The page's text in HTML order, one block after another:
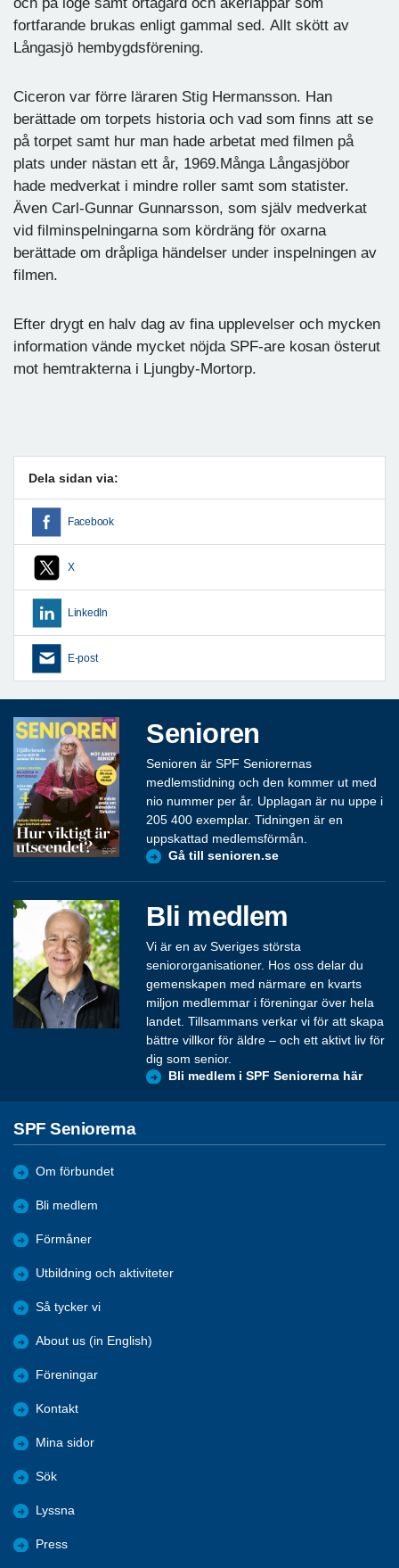
fortfarande brukas enligt gammal sed. Allt skött av
Långasjö hembygdsförening.
Ciceron var förre läraren Stig Hermansson. Han
berättade om torpets historia och vad som finns att se
på torpet samt hur man hade arbetat med filmen på
plats under nästan ett år, 1969.Många Långasjöbor
hade medverkat i mindre roller samt som statister.
Även Carl-Gunnar Gunnarsson, som själv medverkat
vid filminspelningarna som kördräng för oxarna
berättade om dråpliga händelser under inspelningen av
filmen.
Efter drygt en halv dag av fina upplevelser och mycken
information vände mycket nöjda SPF-are kosan österut
mot hemtrakterna i Ljungby-Mortorp.
Dela sidan via:
Facebook
X
LinkedIn
E-post
Senioren
Senioren är SPF Seniorernas
medlemstidning och den kommer ut med
nio nummer per år. Upplagan är nu uppe i
205 400 exemplar. Tidningen är en
uppskattad medlemsförmån.
Gå till senioren.se
Bli medlem
Vi är en av Sveriges största
seniororganisationer. Hos oss delar du
gemenskapen med närmare en kvarts
miljon medlemmar i föreningar över hela
landet. Tillsammans verkar vi för att skapa
bättre villkor för äldre – och ett aktivt liv för
dig som senior.
Bli medlem i SPF Seniorerna här
SPF Seniorerna
Om förbundet
Bli medlem
Förmåner
Utbildning och aktiviteter
Så tycker vi
About us (in English)
Föreningar
Kontakt
Mina sidor
Sök
Lyssna
Press